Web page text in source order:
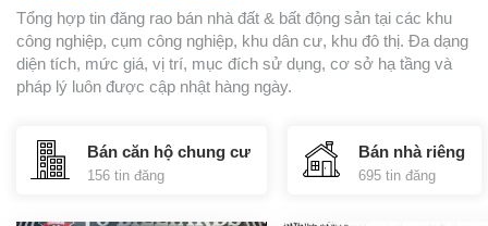
Tổng hợp tin đăng rao bán nhà đất & bất động sản tại các khu
công nghiệp, cụm công nghiệp, khu dân cư, khu đô thị. Đa dạng
diện tích, mức giá, vị trí, mục đích sử dụng, cơ sở hạ tầng và
pháp lý luôn được cập nhật hàng ngày.
Bán căn hộ chung cư
156 tin đăng
Bán nhà riêng
695 tin đăng